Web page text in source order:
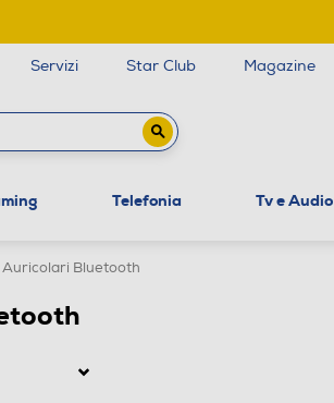
Servizi Star Club Magazine
Telefonia Tv e Audio
Auricolari Bluetooth